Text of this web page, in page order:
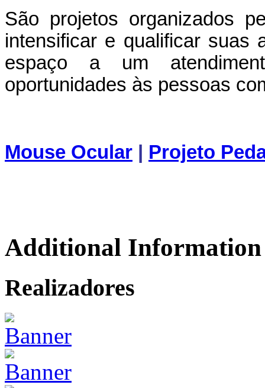
São projetos organizados
intensificar e qualificar suas
espaço a um
oportunidades às pessoas
Mouse Ocular Projeto
Additional Information
Realizadores